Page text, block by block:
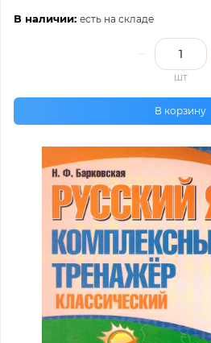
В наличии: есть на складе
шт
В корзину